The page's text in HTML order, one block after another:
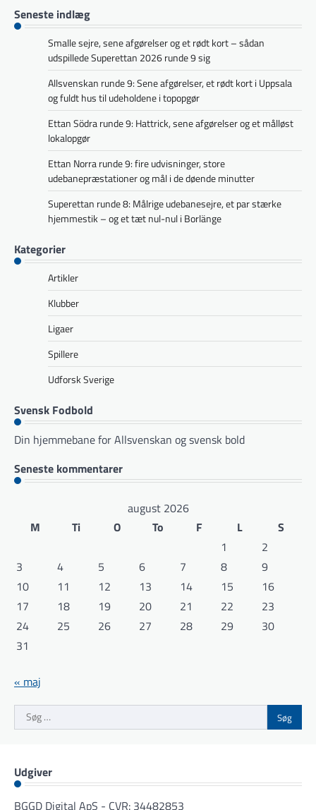
Seneste indlæg
Smalle sejre, sene afgørelser og et rødt kort – sådan
udspillede Superettan 2026 runde 9 sig
Allsvenskan runde 9: Sene afgørelser, et rødt kort i Uppsala
og fuldt hus til udeholdene i topopgør
Ettan Södra runde 9: Hattrick, sene afgørelser og et målløst
lokalopgør
Ettan Norra runde 9: fire udvisninger, store
udebanepræstationer og mål i de døende minutter
Superettan runde 8: Målrige udebanesejre, et par stærke
hjemmestik – og et tæt nul-nul i Borlänge
Kategorier
Artikler
Klubber
Ligaer
Spillere
Udforsk Sverige
Svensk Fodbold
Din hjemmebane for Allsvenskan og svensk bold
Seneste kommentarer
august 2026
M
Ti O To F L
S
1
2
3
4 5 6 7 8
9
10
11 12 13 14 15
16
17
18 19 20 21 22
23
24
25 26 27 28 29
30
31
« maj
Søg
efter:
Udgiver
BGGD Digital ApS - CVR: 34482853